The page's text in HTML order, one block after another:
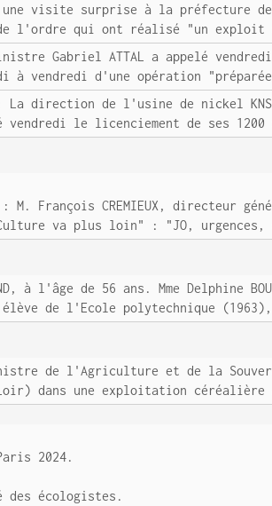
une visite surprise à la
l'ordre qui ont réalisé "un exploit
Gabriel ATTAL a appelé
à vendredi d'une opération
: La direction de l'usine de nickel
vendredi le licenciement de ses
M. François CREMIEUX, directeur
va plus loin" : "JO,
à l'âge de 56 ans. Mme Delphine
de l'Ecole polytechnique
de l'Agriculture et de la
dans une exploitation céréalière
2024.
des écologistes.